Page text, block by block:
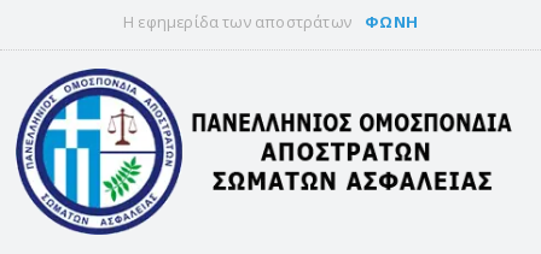
Η εφημερίδα των αποστράτων ΦΩΝΗ